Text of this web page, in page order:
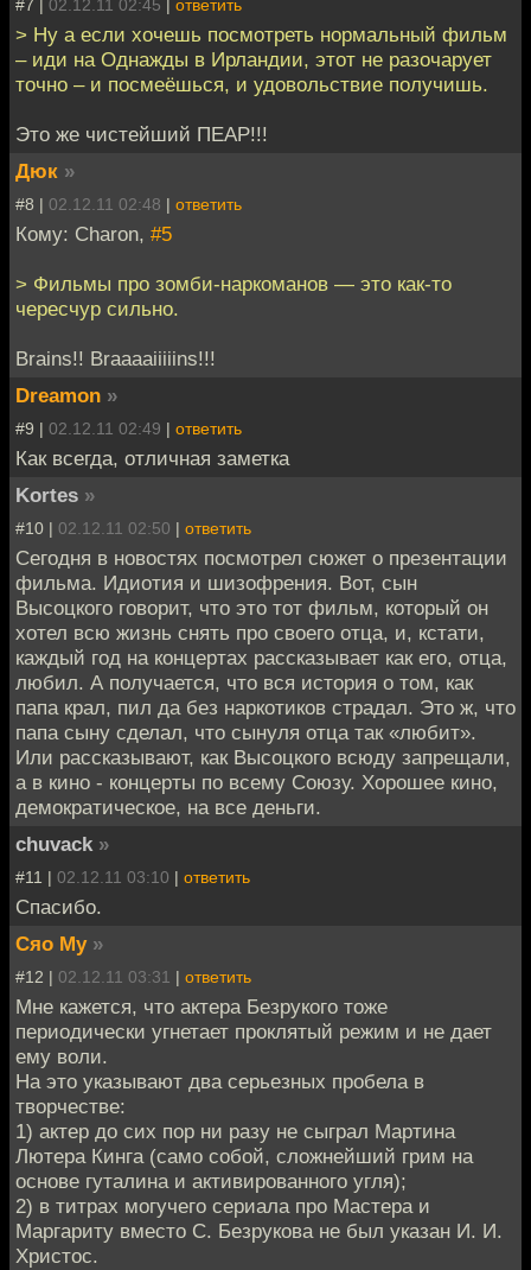
#7 | 02.12.11 02:45 ответить
> Ну а если хочешь посмотреть нормальный фильм
– иди на Однажды в Ирландии, этот не разочарует
точно – и посмеёшься, и удовольствие получишь.
Это же чистейший ПЕАР!!!
Дюк »
#8 | 02.12.11 02:48 | ответить
Кому: Charon, #5
> Фильмы про зомби-наркоманов — это как-то
чересчур сильно.
Brains!! Braaaaiiiiins!!!
Dreamon »
#9 | 02.12.11 02:49 | ответить
Как всегда, отличная заметка
Kortes »
#10 | 02.12.11 02:50 | ответить
Сегодня в новостях посмотрел сюжет о презентации
фильма. Идиотия и шизофрения. Вот, сын
Высоцкого говорит, что это тот фильм, который он
хотел всю жизнь снять про своего отца, и, кстати,
каждый год на концертах рассказывает как его, отца,
любил. А получается, что вся история о том, как
папа крал, пил да без наркотиков страдал. Это ж, что
папа сыну сделал, что сынуля отца так «любит».
Или рассказывают, как Высоцкого всюду запрещали,
а в кино - концерты по всему Союзу. Хорошее кино,
демократическое, на все деньги.
chuvack »
#11 | 02.12.11 03:10 | ответить
Спасибо.
Сяо Му »
#12 | 02.12.11 03:31 | ответить
Мне кажется, что актера Безрукого тоже
периодически угнетает проклятый режим и не дает
ему воли.
На это указывают два серьезных пробела в
творчестве:
1) актер до сих пор ни разу не сыграл Мартина
Лютера Кинга (само собой, сложнейший грим на
основе гуталина и активированного угля);
2) в титрах могучего сериала про Мастера и
Маргариту вместо С. Безрукова не был указан И. И.
Христос.